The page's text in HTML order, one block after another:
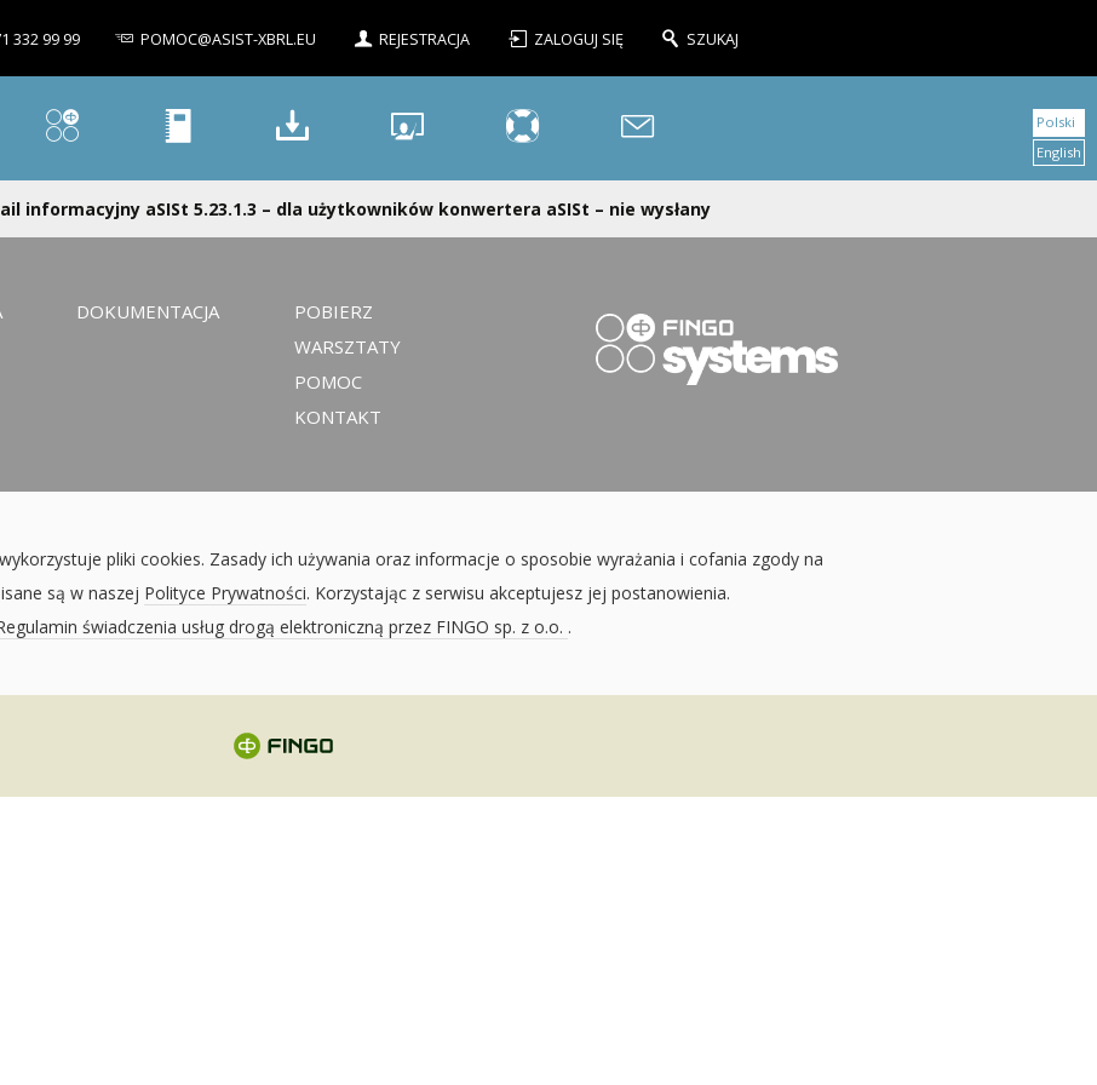
332 99 99 POMOC@ASIST-XBRL.EU REJESTRACJA ZALOGUJ SIĘ SZUKAJ
informacyjny aSISt 5.23.1.3 – dla użytkowników konwertera aSISt – nie wysłany
Polski
English
DOKUMENTACJA
POBIERZ
WARSZTATY
POMOC
KONTAKT
pliki cookies. Zasady ich używania oraz informacje o sposobie wyrażania i cofania zgody na
są w naszej Polityce Prywatności. Korzystając z serwisu akceptujesz jej postanowienia.
świadczenia usług drogą elektroniczną przez FINGO sp. z o.o. .